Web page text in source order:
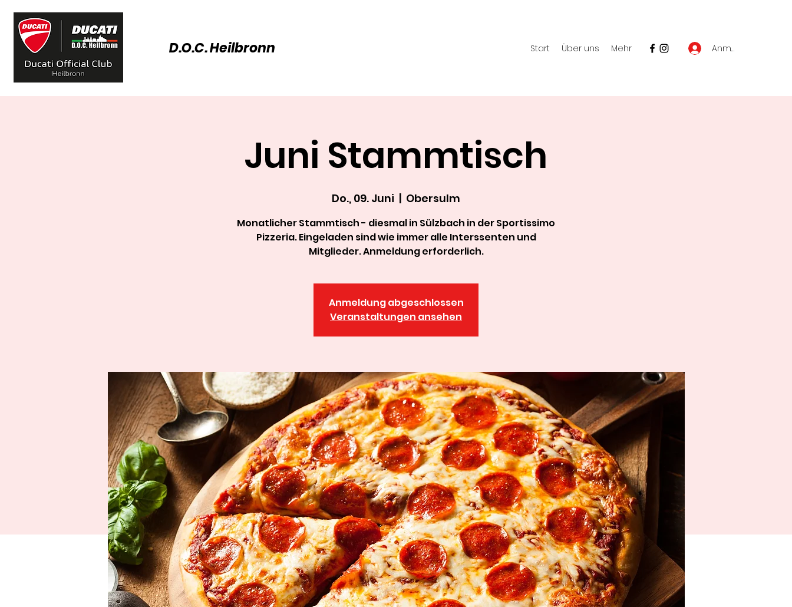
D.O.C. Heilbronn Start Über uns Mehr Anmelden
Juni Stammtisch
Do., 09. Juni
  |
Obersulm
Monatlicher Stammtisch - diesmal in Sülzbach in der Sportissimo
Pizzeria. Eingeladen sind wie immer alle Interssenten und
Mitglieder. Anmeldung erforderlich.
Anmeldung abgeschlossen
Veranstaltungen ansehen